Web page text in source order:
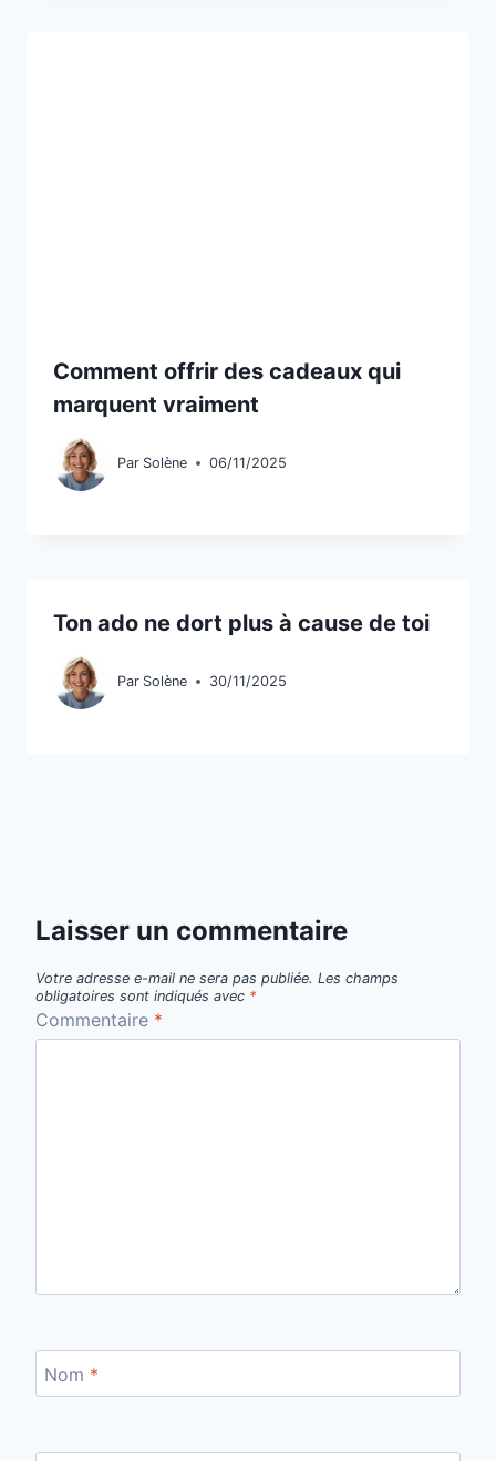
Comment offrir des cadeaux qui
marquent vraiment
Par Solène 06/11/2025
Ton ado ne dort plus à cause de toi
Par Solène 30/11/2025
Laisser un commentaire
Votre adresse e-mail ne sera pas publiée. Les champs
obligatoires sont indiqués avec *
Commentaire *
Nom *